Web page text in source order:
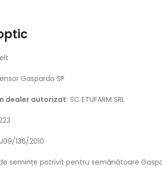
Gaspardo SP
dealer autorizat: SC ETUFARM SRL
J09/136/2010
semințe potrivit pentru semănătoare